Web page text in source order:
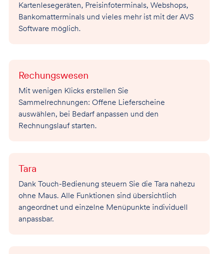
Kartenlesegeräten, Preisinfoterminals, Webshops,
Bankomatterminals und vieles mehr ist mit der AVS
Software möglich.
Rechungswesen
Mit wenigen Klicks erstellen Sie
Sammelrechnungen: Offene Lieferscheine
auswählen, bei Bedarf anpassen und den
Rechnungslauf starten.
Tara
Dank Touch-Bedienung steuern Sie die Tara nahezu
ohne Maus. Alle Funktionen sind übersichtlich
angeordnet und einzelne Menüpunkte individuell
anpassbar.